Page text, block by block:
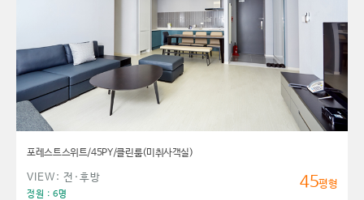
포레스트스위트/45PY/클린룸(미취사객실)
VIEW: 전·후방
정원 : 6명
45평형